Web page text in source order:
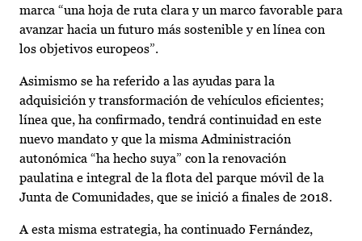
marca “una hoja de ruta clara y un marco favorable para
avanzar hacia un futuro más sostenible y en línea con
los objetivos europeos”.
Asimismo se ha referido a las ayudas para la
adquisición y transformación de vehículos eficientes;
línea que, ha confirmado, tendrá continuidad en este
nuevo mandato y que la misma Administración
autonómica “ha hecho suya” con la renovación
paulatina e integral de la flota del parque móvil de la
Junta de Comunidades, que se inició a finales de 2018.
A esta misma estrategia, ha continuado Fernández,